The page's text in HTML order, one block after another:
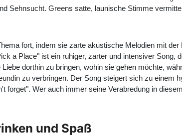
Sehnsucht. Greens satte, launische Stimme
fort, indem sie zarte akustische Melodien mit
a Place" ist ein ruhiger, zarter und intensiver
dorthin zu bringen, wohin sie gehen möchte,
zu verbringen. Der Song steigert sich zu einem
forget". Wer auch immer seine Verabredung in
und Spaß